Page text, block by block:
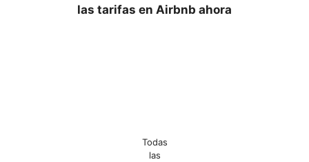
las tarifas en Airbnb ahora
Todas
las